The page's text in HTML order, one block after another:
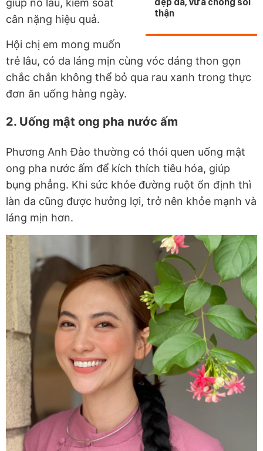
thận
giúp no lâu, kiểm soát
cân nặng hiệu quả.
Hội chị em mong muốn
trẻ lâu, có da láng mịn cùng vóc dáng thon gọn
chắc chắn không thể bỏ qua rau xanh trong thực
đơn ăn uống hàng ngày.
2. Uống mật ong pha nước ấm
Phương Anh Đào thường có thói quen uống mật
ong pha nước ấm để kích thích tiêu hóa, giúp
bụng phẳng. Khi sức khỏe đường ruột ổn định thì
làn da cũng được hưởng lợi, trở nên khỏe mạnh và
láng mịn hơn.